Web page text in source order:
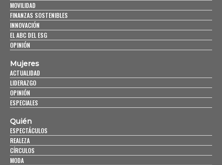
MOVILIDAD
FINANZAS SOSTENIBLES
INNOVACIÓN
EL ABC DEL ESG
OPINIÓN
Mujeres
ACTUALIDAD
LIDERAZGO
OPINIÓN
ESPECIALES
Quién
ESPECTÁCULOS
REALEZA
CÍRCULOS
MODA